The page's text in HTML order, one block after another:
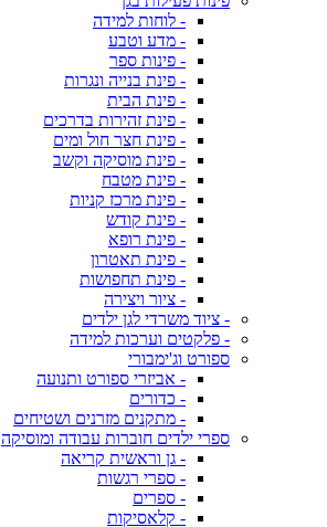
- לוחות למידה
- מדע וטבע
- פינות ספר
- פינת בנייה ונגרות
- פינת הבית
- פינת זהירות בדרכים
- פינת חצר חול ומים
- פינת מוסיקה וקשב
- פינת מטבח
- פינת מרכז קניות
- פינת קודש
- פינת רופא
- פינת תאטרון
- פינת תחפושות
- ציור ויצירה
- ציוד משרדי לגן ילדים
- פלקטים וערכות למידה
ספורט וג'ימבורי
- אביזרי ספורט ותנועה
- כדורים
- מתקנים מזרנים ושטיחים
ספרי ילדים חוברות עבודה ומוסיקה
- גן וראשית קריאה
- ספרי רגשות
- ספרים
- קלאסיקות